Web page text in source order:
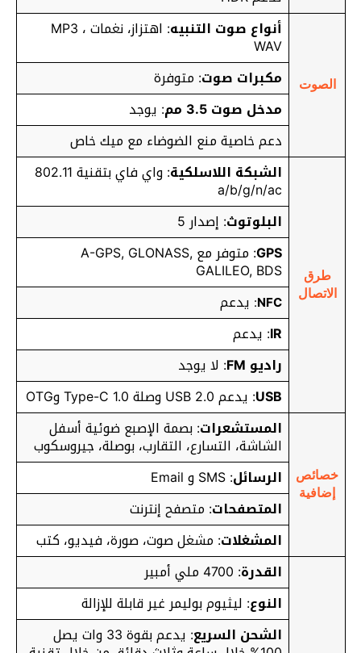
الصوت
أنواع صوت التنبيه : اهتزاز، نغمات MP3 ،
WAV
مكبرات صوت: متوفرة
مدخل صوت 3.5 مم
: يوجد
دعم خاصية منع الضوضاء مع ميك خاص
طرق
الاتصال
الشبكة اللاسلكية : واي فاي بتقنية 802.11
a/b/g/n/ac
البلوتوث: إصدار 5
GPS
: متوفر مع A-GPS, GLONASS,
GALILEO, BDS
NFC
: يدعم
IR: يدعم
راديو FM
: لا يوجد
USB: يدعم USB 2.0 وصلة Type-C 1.0 وOTG
خصائص
إضافية
المستشعرات: بصمة الإصبع ضوئية أسفل
الشاشة، التسارع، التقارب، بوصلة، جيروسكوب
الرسائل: SMS و Email
المتصفحات: متصفح إنترنت
المشغلات: مشغل صوت، صورة، فيديو، كتب
القدرة: 4700 ملي أمبير
النوع: ليثيوم بوليمر غير قابلة للإزالة
الشحن السريع: يدعم بقوة 33 وات يصل